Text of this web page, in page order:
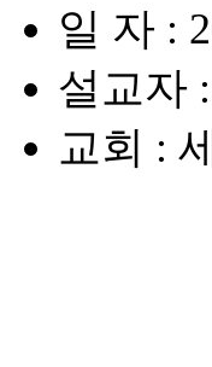
일 자 :
설교자
교회 :